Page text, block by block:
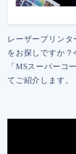
レーザープリン
をお探しですか
「MSスーパーコ
てご紹介します。